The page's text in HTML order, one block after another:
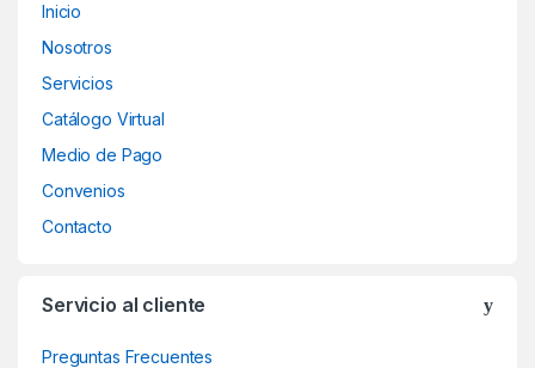
Inicio
Nosotros
Servicios
Catálogo Virtual
Medio de Pago
Convenios
Contacto
Servicio al cliente
Preguntas Frecuentes